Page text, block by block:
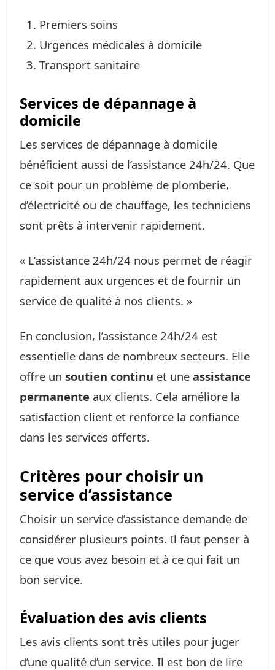
Premiers soins
Urgences médicales à domicile
Transport sanitaire
Services de dépannage à
domicile
Les services de dépannage à domicile
bénéficient aussi de l’assistance 24h/24. Que
ce soit pour un problème de plomberie,
d’électricité ou de chauffage, les techniciens
sont prêts à intervenir rapidement.
« L’assistance 24h/24 nous permet de réagir
rapidement aux urgences et de fournir un
service de qualité à nos clients. »
En conclusion, l’assistance 24h/24 est
essentielle dans de nombreux secteurs. Elle
offre un soutien continu et une assistance
permanente aux clients. Cela améliore la
satisfaction client et renforce la confiance
dans les services offerts.
Critères pour choisir un
service d’assistance
Choisir un service d’assistance demande de
considérer plusieurs points. Il faut penser à
ce que vous avez besoin et à ce qui fait un
bon service.
Évaluation des avis clients
Les avis clients sont très utiles pour juger
d’une qualité d’un service. Il est bon de lire